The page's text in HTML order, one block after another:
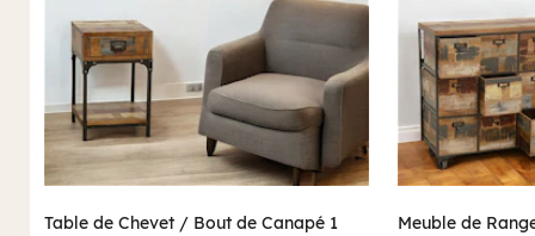
Table de Chevet / Bout de Canapé 1
Meuble de